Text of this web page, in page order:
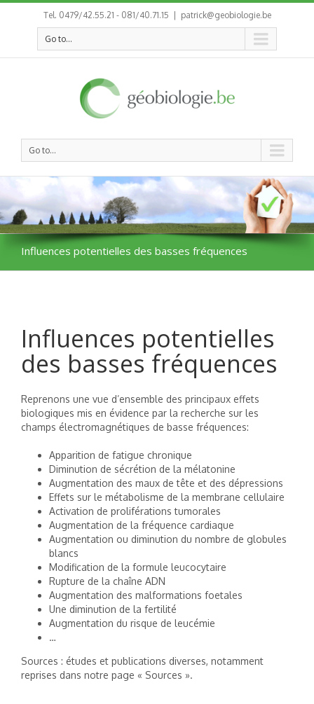
Tel. 0479/42.55.21 - 081/40.71.15 patrick@geobiologie.be
Go to...
Go to...
Influences potentielles des basses fréquences
Influences potentielles
des basses fréquences
Reprenons une vue d’ensemble des principaux effets
biologiques mis en évidence par la recherche sur les
champs électromagnétiques de basse fréquences:
Apparition de fatigue chronique
Diminution de sécrétion de la mélatonine
Augmentation des maux de tête et des dépressions
Effets sur le métabolisme de la membrane cellulaire
Activation de proliférations tumorales
Augmentation de la fréquence cardiaque
Augmentation ou diminution du nombre de globules
blancs
Modification de la formule leucocytaire
Rupture de la chaîne ADN
Augmentation des malformations foetales
Une diminution de la fertilité
Augmentation du risque de leucémie
…
Sources : études et publications diverses, notamment
reprises dans notre page « Sources ».